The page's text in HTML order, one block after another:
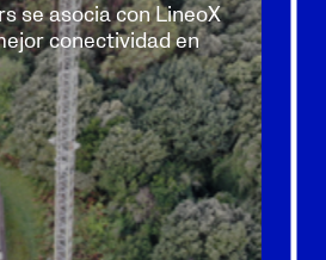
se asocia con LineoX
conectividad en